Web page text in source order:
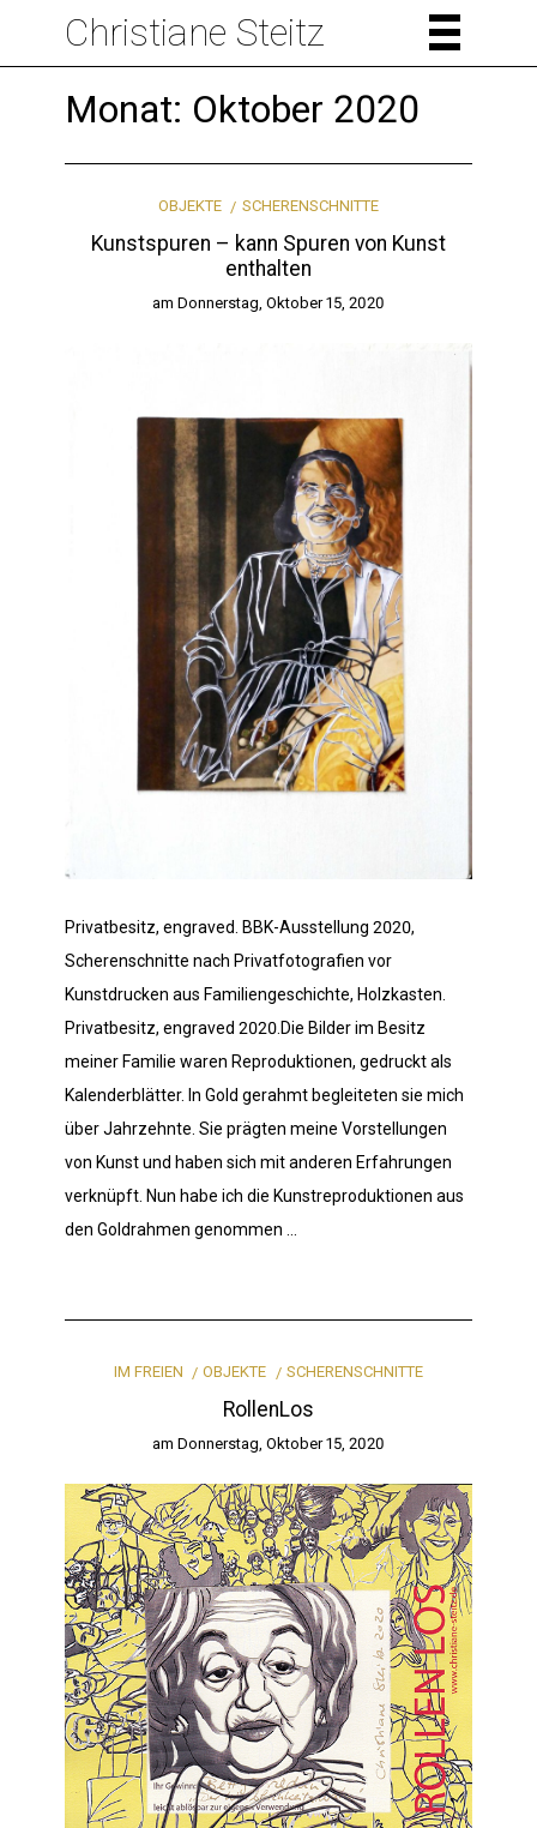
Christiane Steitz
Monat: Oktober 2020
OBJEKTE SCHERENSCHNITTE
Kunstspuren – kann Spuren von Kunst
enthalten
am Donnerstag, Oktober 15, 2020
Privatbesitz, engraved. BBK-Ausstellung 2020,
Scherenschnitte nach Privatfotografien vor
Kunstdrucken aus Familiengeschichte, Holzkasten.
Privatbesitz, engraved 2020.Die Bilder im Besitz
meiner Familie waren Reproduktionen, gedruckt als
Kalenderblätter. In Gold gerahmt begleiteten sie mich
über Jahrzehnte. Sie prägten meine Vorstellungen
von Kunst und haben sich mit anderen Erfahrungen
verknüpft. Nun habe ich die Kunstreproduktionen aus
den Goldrahmen genommen …
IM FREIEN OBJEKTE SCHERENSCHNITTE
RollenLos
am Donnerstag, Oktober 15, 2020